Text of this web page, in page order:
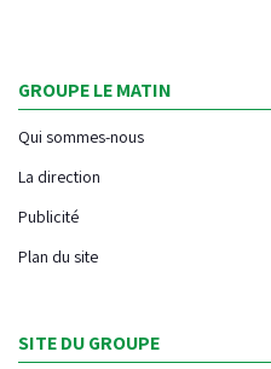
GROUPE LE MATIN
Qui sommes-nous
La direction
Publicité
Plan du site
SITE DU GROUPE